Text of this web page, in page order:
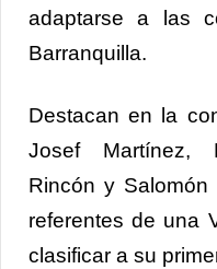
adaptarse a las
Barranquilla.
Destacan en la
Josef Martínez,
Rincón y
referentes de una
clasificar a su